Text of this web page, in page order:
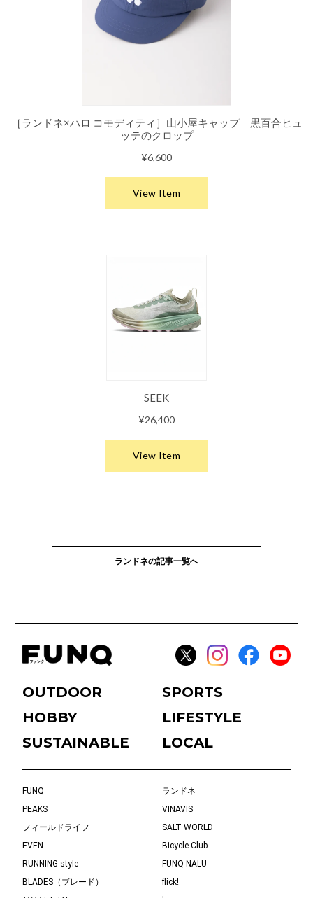
ランドネの記事一覧へ
OUTDOOR
SPORTS
HOBBY
LIFESTYLE
SUSTAINABLE
LOCAL
FUNQ
ランドネ
PEAKS
VINAVIS
フィールドライフ
SALT WORLD
EVEN
Bicycle Club
RUNNING style
FUNQ NALU
BLADES（ブレード）
flick!